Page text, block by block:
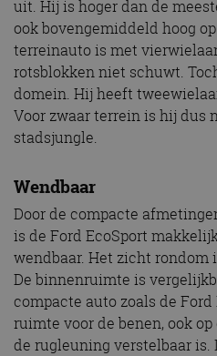
uit. Hij is hoger dan de
ook bovengemiddeld hoog
terreinauto is met
rotsblokken niet schuwt.
domein. Hij heeft
Voor zwaar terrein is hij dus
stadsjungle.
Wendbaar
Door de compacte
is de Ford EcoSport
wendbaar. Het zicht rondom
De binnenruimte is
compacte auto zoals de
ruimte voor de benen, ook
de rugleuning verstelbaar is.